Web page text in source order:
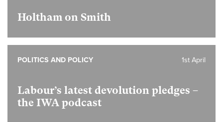
Holtham on Smith
Labour’s latest devolution pledges –
the IWA podcast
1st April
POLITICS AND POLICY